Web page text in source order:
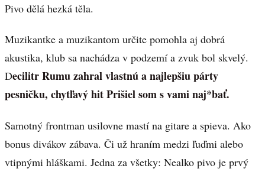
Pivo dělá hezká těla.
Muzikantke a muzikantom určite pomohla aj dobrá
akustika, klub sa nachádza v podzemí a zvuk bol skvelý.
Decilitr Rumu zahral vlastnú a najlepšiu párty
pesničku, chytľavý hit Prišiel som s vami naj*bať.
Samotný frontman usilovne mastí na gitare a spieva. Ako
bonus divákov zábava. Či už hraním medzi ľuďmi alebo
vtipnými hláškami. Jedna za všetky: Nealko pivo je prvý